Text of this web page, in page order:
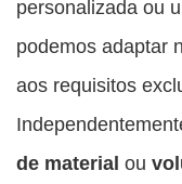
personalizada ou
podemos adaptar
aos requisitos
de material ou